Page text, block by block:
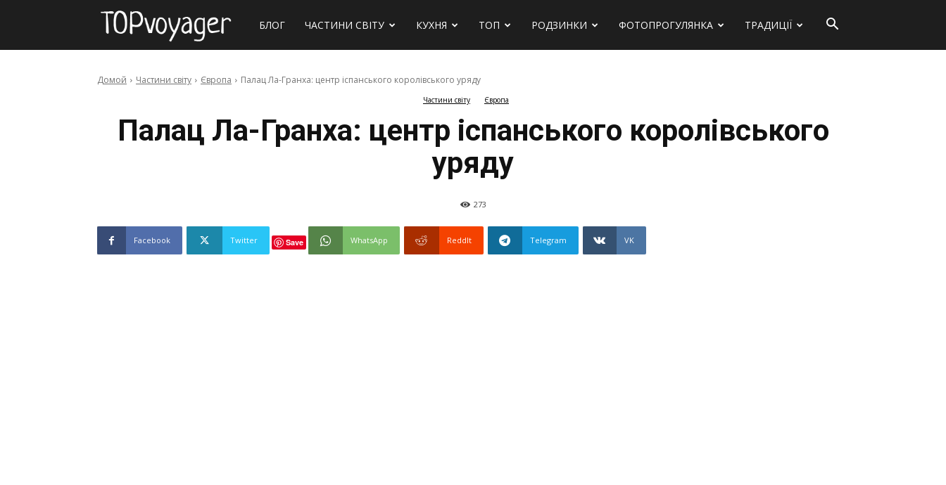
Сайт
БЛОГ ЧАСТИНИ СВІТУ КУХНЯ ТОП РОДЗИНКИ ФОТОПРОГУЛЯНКА ТРАДИЦІЇ
Домой Частини світу Європа Палац Ла-Гранха: центр іспанського королівського уряду
Частини світу Європа
Палац Ла-Гранха: центр іспанського королівського
уряду
273
Facebook Twitter Save WhatsApp ReddIt Telegram VK